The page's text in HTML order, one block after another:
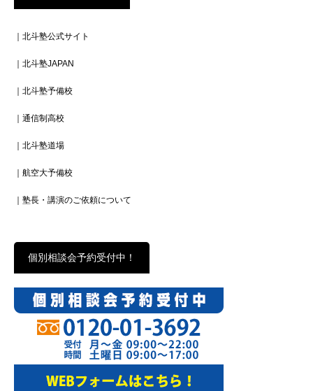
｜北斗塾公式サイト
｜北斗塾JAPAN
｜北斗塾予備校
｜通信制高校
｜北斗塾道場
｜航空大予備校
｜塾長・講演のご依頼について
個別相談会予約受付中！